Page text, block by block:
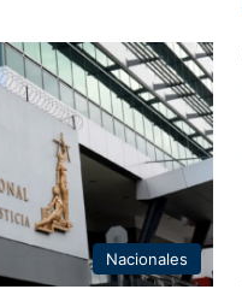
Nacionales